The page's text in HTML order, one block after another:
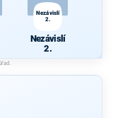
Nezávislí
2.
Nezávislí
2.